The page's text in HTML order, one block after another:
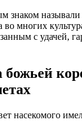
знаком
многих
с удачей,
божьей
насекомого